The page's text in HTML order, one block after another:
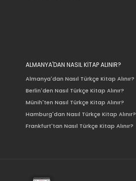
ALMANYA'DAN NASIL KİTAP ALINIR?
Almanya'dan Nasıl Türkçe Kitap Alınır?
Berlin'den Nasıl Türkçe Kitap Alınır?
Münih'ten Nasıl Türkçe Kitap Alınır?
Hamburg'dan Nasıl Türkçe Kitap Alınır?
Frankfurt'tan Nasıl Türkçe Kitap Alınır?